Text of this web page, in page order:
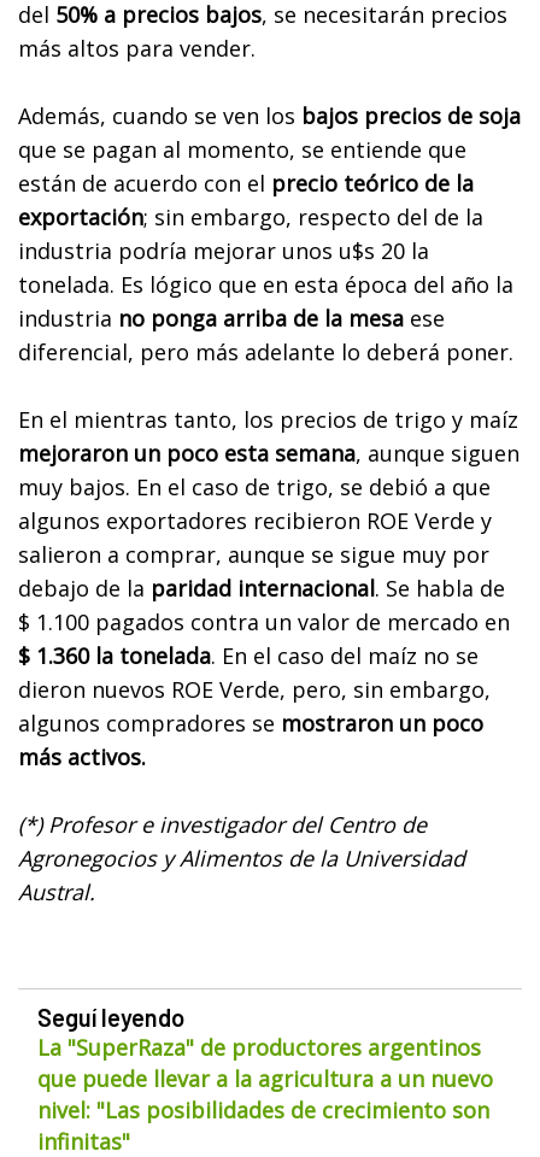
del 50% a precios bajos, se necesitarán precios
más altos para vender.
Además, cuando se ven los bajos precios de soja
que se pagan al momento, se entiende que
están de acuerdo con el precio teórico de la
exportación; sin embargo, respecto del de la
industria podría mejorar unos u$s 20 la
tonelada. Es lógico que en esta época del año la
industria no ponga arriba de la mesa ese
diferencial, pero más adelante lo deberá poner.
En el mientras tanto, los precios de trigo y maíz
mejoraron un poco esta semana, aunque siguen
muy bajos. En el caso de trigo, se debió a que
algunos exportadores recibieron ROE Verde y
salieron a comprar, aunque se sigue muy por
debajo de la paridad internacional. Se habla de
$ 1.100 pagados contra un valor de mercado en
$ 1.360 la tonelada. En el caso del maíz no se
dieron nuevos ROE Verde, pero, sin embargo,
algunos compradores se mostraron un poco
más activos.
(*) Profesor e investigador del Centro de
Agronegocios y Alimentos de la Universidad
Austral.
Seguí leyendo
La "SuperRaza" de productores argentinos
que puede llevar a la agricultura a un nuevo
nivel: "Las posibilidades de crecimiento son
infinitas"